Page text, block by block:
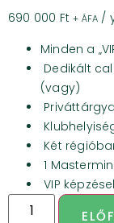
690 000 Ft + ÁFA /
Minden a
Dedikált
(vagy)
Két
1
VIP